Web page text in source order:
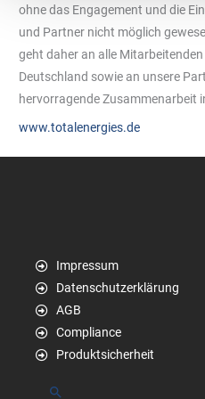
ohne das Engagement und die
und Partner nicht möglich
geht daher an alle Mitarbeitenden
Deutschland sowie an unsere
hervorragende Zusammenarbeit
www.totalenergies.de
Impressum
Datenschutzerklärung
AGB
Compliance
Produktsicherheit
Suchen